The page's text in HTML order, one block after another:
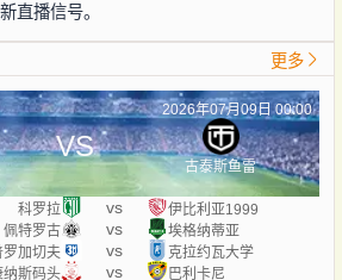
直播信号。
更多
2026年07月09日 00:00
VS
古泰斯鱼雷
科罗拉 vs
伊比利亚1999
佩特罗古 vs
埃格纳蒂亚
罗加切夫 vs
克拉约瓦大学
纳斯码头 vs
巴利卡尼